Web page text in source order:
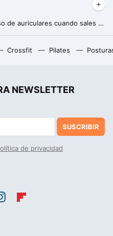
Lo que dice la DGT sobre el uso de auriculares cuando sales en bicicleta
Crossfit Pilates
NEWSLETTER
SUSCRIBIR
de privacidad